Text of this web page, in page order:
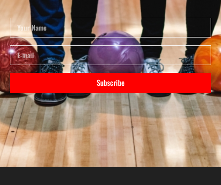
Subscribe